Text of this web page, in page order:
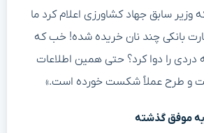
وزیر سابق جهاد کشاورزی اعلام کرد ما
بانکی چند نان خریده شده! خب که
دردی را دوا کرد؟ حتی همین اطلاعات
و طرح عملاً شکست خورده است.»
موفق گذشته